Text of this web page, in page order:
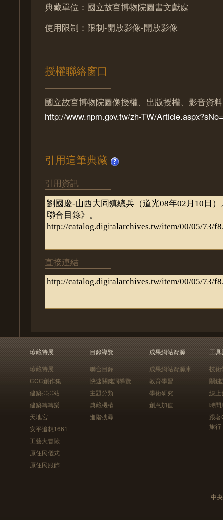
典藏單位：國立故宮博物院圖書文獻處
使用限制：限制-開放影像-開放影像
授權聯絡窗口
國立故宮博物院圖像授權、出版授權、影音資
http://www.npm.gov.tw/zh-TW/
引用這筆典藏
引用資訊
直接連結
珍藏特展
珍藏特展
CCC創作集
建築排排站
建築轉轉樂
天地宮
安平追想1661
工藝大冒險
原住民儀式
原住民服飾
目錄導覽
聯合目錄
快速關鍵詞導覽
主題分類
典藏機構
進階搜尋
成果網站資源
成果網站資源庫
教育學習
學術研究
創意加值
工具
技術
關鍵
線上
時間
跟
旅行
中